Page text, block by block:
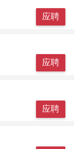
应聘
应聘
应聘